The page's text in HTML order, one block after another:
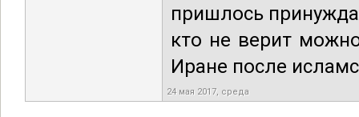
пришлось
кто не верит
Иране после
24 мая 2017, среда